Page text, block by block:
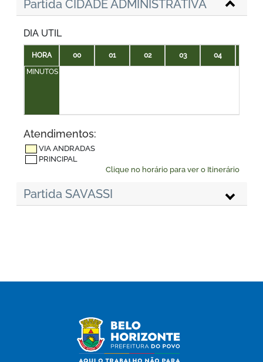
Partida CIDADE ADMINISTRATIVA
DIA UTIL
HORA 00 01 02 03 04
MINUTOS
Atendimentos:
VIA ANDRADAS
PRINCIPAL
Clique no horário para ver o Itinerário
Partida SAVASSI